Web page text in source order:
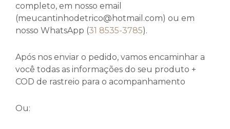
completo, em nosso email
(meucantinhodetrico@hotmail.com) ou em
nosso WhatsApp (31 8535-3785).
Após nos enviar o pedido, vamos encaminhar a
você todas as informações do seu produto +
COD de rastreio para o acompanhamento
Ou: